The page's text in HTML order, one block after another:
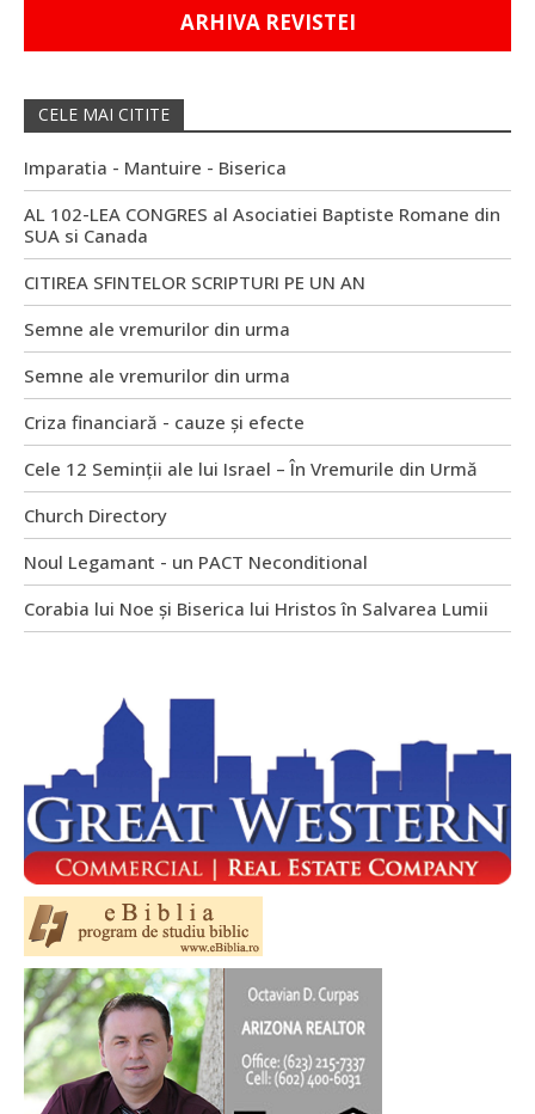
ARHIVA REVISTEI
CELE MAI CITITE
Imparatia - Mantuire - Biserica
AL 102-LEA CONGRES al Asociatiei Baptiste Romane din
SUA si Canada
CITIREA SFINTELOR SCRIPTURI PE UN AN
Semne ale vremurilor din urma
Semne ale vremurilor din urma
Criza financiară - cauze și efecte
Cele 12 Seminții ale lui Israel – În Vremurile din Urmă
Church Directory
Noul Legamant - un PACT Neconditional
Corabia lui Noe și Biserica lui Hristos în Salvarea Lumii